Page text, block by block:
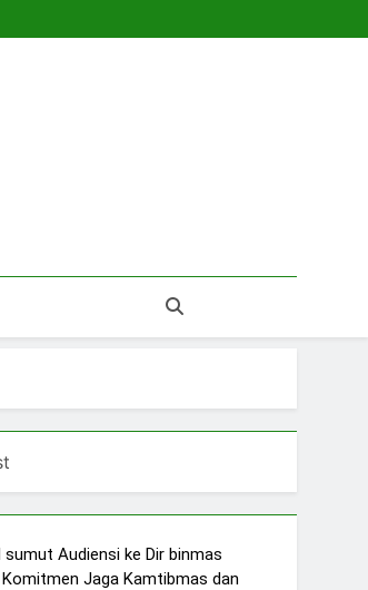
sumut Audiensi ke Dir binmas
Jaga Kamtibmas dan